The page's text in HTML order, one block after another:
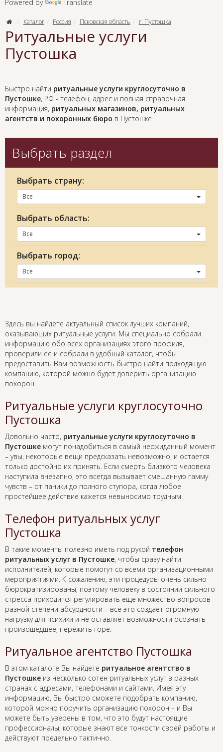
Powered by Translate
Каталог Россия Псковская область г. Пустошка
Ритуальные услуги
Пустошка
Быстро найти ритуальные услуги круглосуточно в
Пустошке, РФ - телефон, адрес и полная справочная
информация, ритуальных магазинов, ритуальных
агентств и похоронных бюро в Пустошке.
Выбрать раздел
Выбрать страну:
Все
Выбрать область:
Все
Выбрать город:
Все
Здесь вы найдете актуальный список лучших компаний,
оказывающих ритуальные услуги. Мы специально собрали
информацию обо всех организациях этого профиля,
проверили ее и собрали в удобный каталог, чтобы
предоставить Вам возможность быстро найти подходящую
компанию, которой можно будет доверить организацию
похорон.
Ритуальные услуги круглосуточно
Пустошка
Довольно часто, ритуальные услуги круглосуточно в
Пустошке могут понадобиться в самый неожиданный момент
– увы, некоторые вещи предсказать невозможно, и остается
только достойно их принять. Если смерть близкого человека
наступила внезапно, это всегда вызывает смешанную гамму
чувств – от паники до полного ступора, когда любое
простейшее действие кажется невыносимо трудным.
Телефон ритуальных услуг
Пустошка
В такие моменты полезно иметь под рукой телефон
ритуальных услуг в Пустошке, чтобы сразу найти
исполнителей, которые помогут со всеми организационными
мероприятиями. К сожалению, эти процедуры очень сильно
бюрократизированы, поэтому человеку в состоянии сильного
стресса приходится регулировать еще множество вопросов
разной степени абсурдности – все это создает огромную
нагрузку для психики и не оставляет возможности осознать
произошедшее, пережить горе.
Ритуальное агентство Пустошка
В этом каталоге Вы найдете ритуальное агентство в
Пустошке из несколько сотен ритуальных услуг в разных
странах с адресами, телефонами и сайтами. Имея эту
информацию, Вы быстро сможете подобрать компанию,
которой можно поручить организацию похорон – и Вы
можете быть уверены в том, что это будут настоящие
профессионалы, которые знают все тонкости своей работы и
действуют предельно тактично.